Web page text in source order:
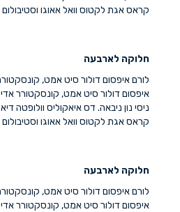
קראס אגת לקטוס וואל אאוגו וסטיבולום
חלוקה לארבעה
לורם איפסום דולור סיט אמט,
איפסום דולור סיט אמט, קונסקטורר
ניסי נון ניבאה. דס איאקוליס וולופטה
קראס אגת לקטוס וואל אאוגו וסטיבולום
חלוקה לארבעה
לורם איפסום דולור סיט אמט,
איפסום דולור סיט אמט, קונסקטורר